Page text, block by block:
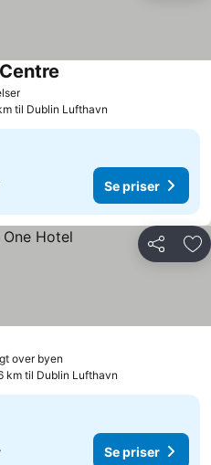
til Dublin Lufthavn
Se priser
Del
over byen
km til Dublin Lufthavn
Se priser